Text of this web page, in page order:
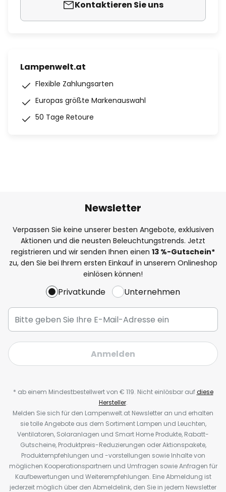
Kontaktieren Sie uns
Lampenwelt.at
Flexible Zahlungsarten
Europas größte Markenauswahl
50 Tage Retoure
Newsletter
Verpassen Sie keine unserer besten Angebote, exklusiven
Aktionen und die neusten Beleuchtungstrends. Jetzt
registrieren und wir senden Ihnen einen 13 %-Gutschein*
zu, den Sie bei Ihrem ersten Einkauf in unserem Onlineshop
einlösen können!
Privatkunde Unternehmen
Anmelden
* ab einem Mindestbestellwert von € 119. Nicht einlösbar aufdiese
Hersteller.
Melden Sie sich für den Lampenwelt.at Newsletter an und erhalten
sie tolle Angebote aus dem Sortiment Lampen und Leuchten,
Ventilatoren, Solaranlagen und Smart Home Produkte, Rabatt-
Gutscheine, Produktpreis-Reduzierungen oder Aktionspakete,
Produktempfehlungen und -vorstellungen sowie Inhalte von
möglichen Kooperationspartnern und Umfragen sowie Anfragen für
Kaufbewertungen und Weiterempfehlungen. Eine Abmeldung ist
jederzeit möglich über den Abmeldelink, den Sie in jedem Newsletter